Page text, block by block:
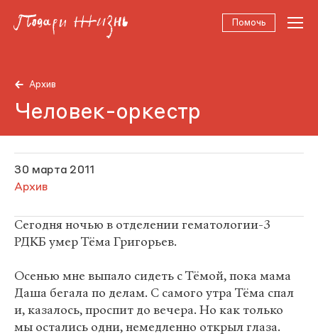
Помочь
Архив
Человек-оркестр
30 марта 2011
Архив
Сегодня ночью в отделении гематологии-3
РДКБ умер Тёма Григорьев.
Осенью мне выпало сидеть с Тёмой, пока мама
Даша бегала по делам. С самого утра Тёма спал
и, казалось, проспит до вечера. Но как только
мы остались одни, немедленно открыл глаза.